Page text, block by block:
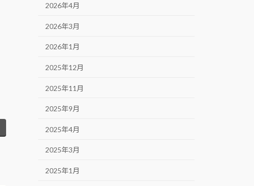
2026年4月
2026年3月
2026年1月
2025年12月
2025年11月
2025年9月
2025年4月
2025年3月
2025年1月